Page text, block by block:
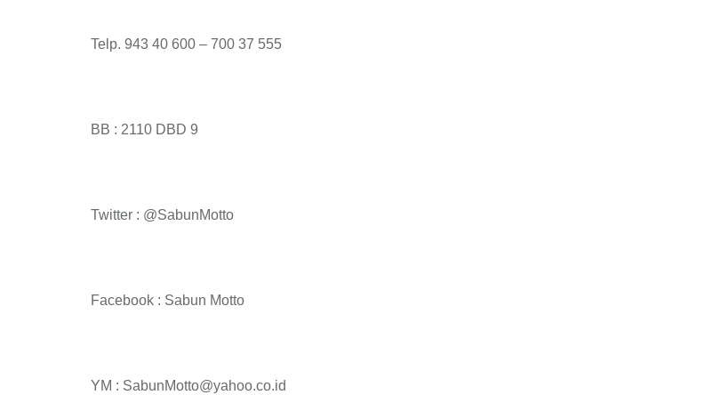
Telp. 943 40 600 – 700 37 555
BB : 2110 DBD 9
Twitter : @SabunMotto
Facebook : Sabun Motto
YM : SabunMotto@yahoo.co.id